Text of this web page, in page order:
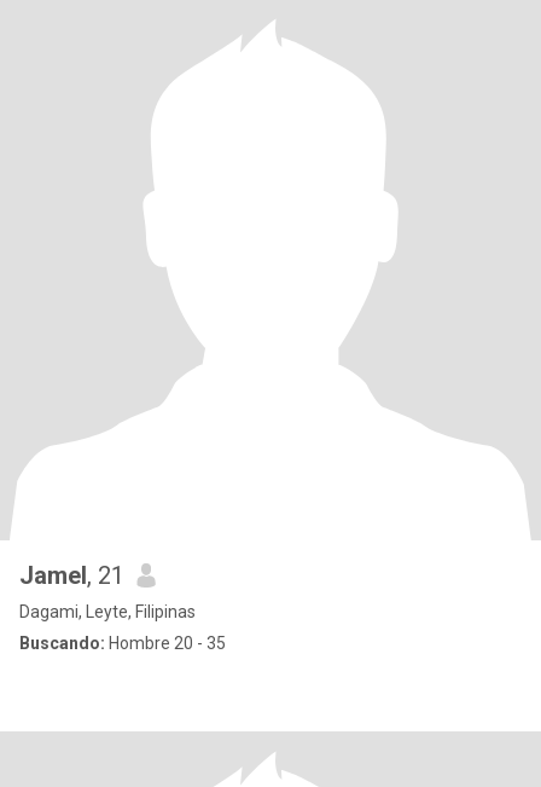
Jamel, 21
Dagami, Leyte, Filipinas
Buscando: Hombre 20 - 35